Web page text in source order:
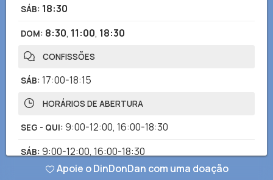
SÁB: 18:30
DOM: 8:30, 11:00, 18:30
CONFISSÕES
SÁB: 17:00-18:15
HORÁRIOS DE ABERTURA
SEG - QUI: 9:00-12:00, 16:00-18:30
SÁB: 9:00-12:00, 16:00-18:30
8:00-12:30 ,15:00-19:30
Apoie o DinDonDan com uma doação